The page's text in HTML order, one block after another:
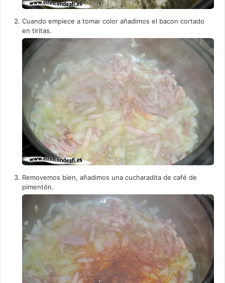
Cuando empiece a tomar color añadimos el bacon cortado
en tiritas.
Removemos bien, añadimos una cucharadita de café de
pimentón.